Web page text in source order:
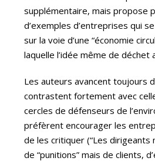
supplémentaire, mais propose
d’exemples d’entreprises qui
sur la voie d’une “économie
laquelle l’idée même de déchet
Les auteurs avancent toujours
contrastent fortement avec
cercles de défenseurs de
préfèrent encourager les
de les critiquer (“Les dirigeants
de “punitions” mais de clients,